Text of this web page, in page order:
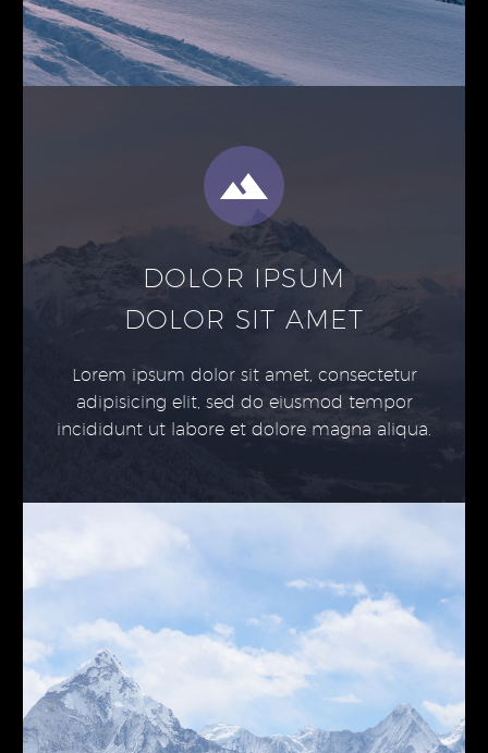
DOLOR IPSUM
DOLOR SIT AMET
Lorem ipsum dolor sit amet, consectetur
adipisicing elit, sed do eiusmod tempor
incididunt ut labore et dolore magna aliqua.